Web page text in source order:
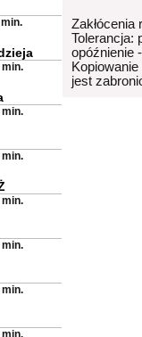
Tolerancja:
opóźnienie
jest
min.
min.
min.
min.
min.
min.
min.